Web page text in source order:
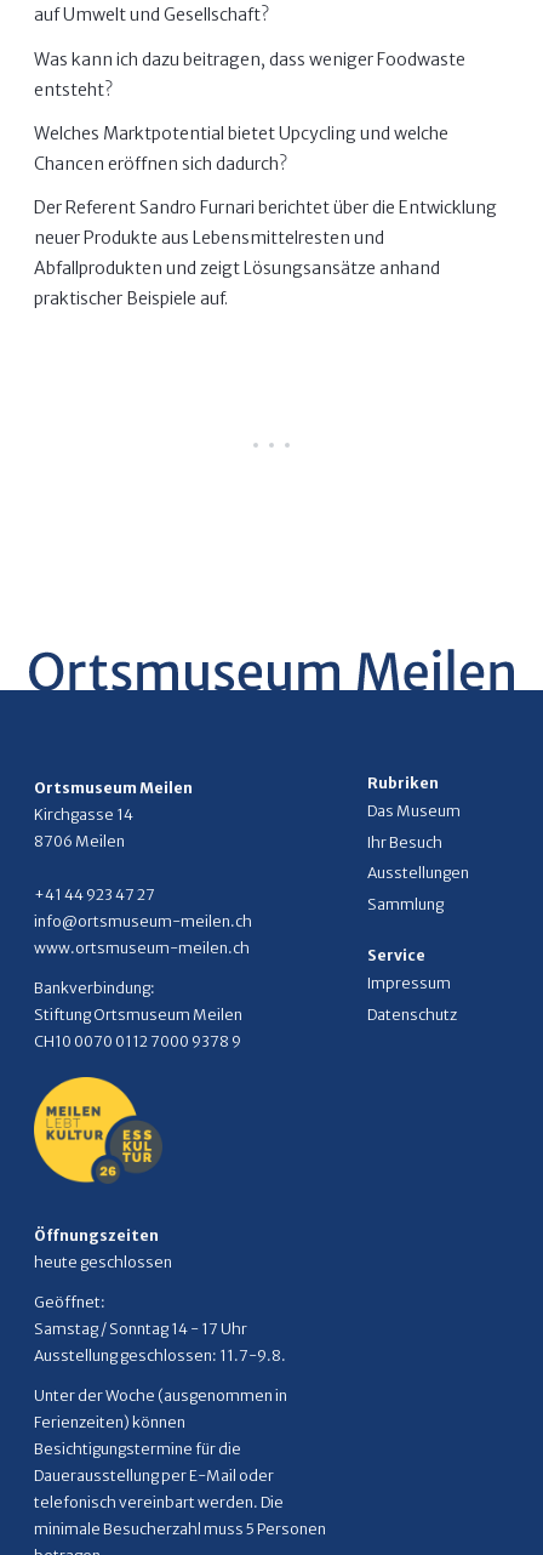
auf Umwelt und Gesellschaft?
Was kann ich dazu beitragen, dass weniger Foodwaste
entsteht?
Welches Marktpotential bietet Upcycling und welche
Chancen eröffnen sich dadurch?
Der Referent Sandro Furnari berichtet über die Entwicklung
neuer Produkte aus Lebensmittelresten und
Abfallprodukten und zeigt Lösungsansätze anhand
praktischer Beispiele auf.
Ortsmuseum Meilen
Kirchgasse 14
8706 Meilen
+41 44 923 47 27
info@ortsmuseum-meilen.ch
www.ortsmuseum-meilen.ch
Bankverbindung:
Stiftung Ortsmuseum Meilen
CH10 0070 0112 7000 9378 9
Öffnungszeiten
heute geschlossen
Geöffnet:
Samstag / Sonntag 14 - 17 Uhr
Ausstellung geschlossen: 11.7-9.8.
Unter der Woche (ausgenommen in
Ferienzeiten) können
Besichtigungstermine für die
Dauerausstellung per E-Mail oder
telefonisch vereinbart werden. Die
minimale Besucherzahl muss 5 Personen
Rubriken
Das Museum
Ihr Besuch
Ausstellungen
Sammlung
Service
Impressum
Datenschutz